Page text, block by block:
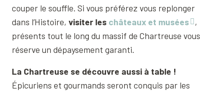
couper le souffle. Si vous préférez vous replonger
dans l’Histoire, visiter les châteaux et musées ,
présents tout le long du massif de Chartreuse vous
réserve un dépaysement garanti.
La Chartreuse se découvre aussi à table !
Épicuriens et gourmands seront conquis par les